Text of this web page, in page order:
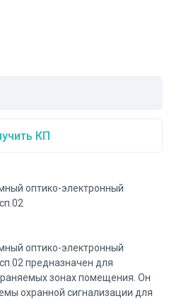
КП
оптико-электронный
оптико-электронный
предназначен для
зонах помещения. Он
охранной сигнализации для